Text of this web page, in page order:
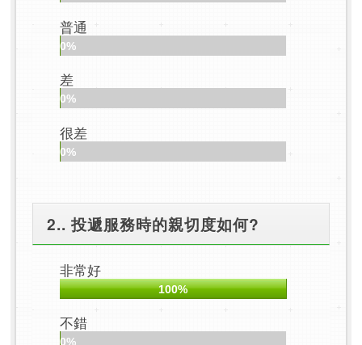
普通
0%
差
0%
很差
0%
2.. 投遞服務時的親切度如何?
非常好
100%
不錯
0%